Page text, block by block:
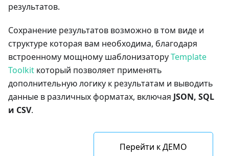
результатов.
Сохранение результатов возможно в том виде и
структуре которая вам необходима, благодаря
встроенному мощному шаблонизаторуTemplate
Toolkit который позволяет применять
дополнительную логику к результатам и выводить
данные в различных форматах, включая JSON, SQL
и CSV.
Перейти к ДЕМО